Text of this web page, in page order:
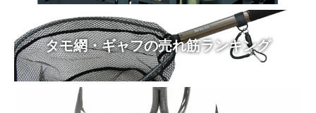
タモ網・ギャフの売れ筋ランキング